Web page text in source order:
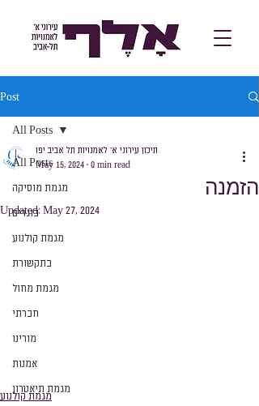
Post
All Posts
מגמת מוסיקה
בוגרים
מגמת קולנוע
בתקשורת
מגמת מחול
חברתי
מורינו
אמנות
מגמת תיאטרון
All Posts
הזמנה
תיכון עירוני א׳ לאמנויות תל אביב יפו
May 15, 2024
0 min read
Updated: May 27, 2024
מגמת קולנוע